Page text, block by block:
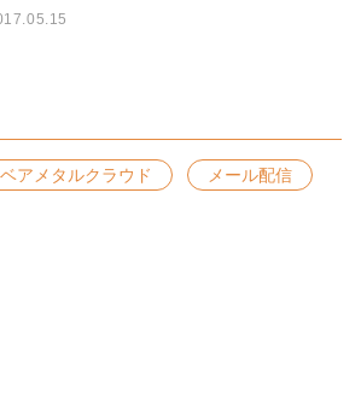
ベアメタルクラウド メール配信